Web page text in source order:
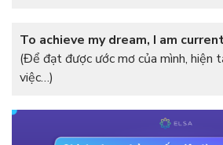
To achieve my dream, I am
(Để đạt được ước mơ của mình, hiện
việc…)